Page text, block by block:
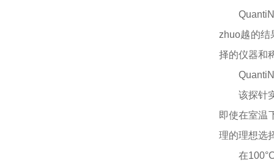
zhuo越的结
择的仪器和
该探针
即使在室温
理的理想选
在